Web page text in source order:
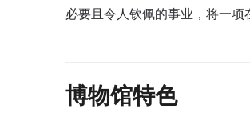
必要且令人钦佩的事业，将一项
博物馆特色